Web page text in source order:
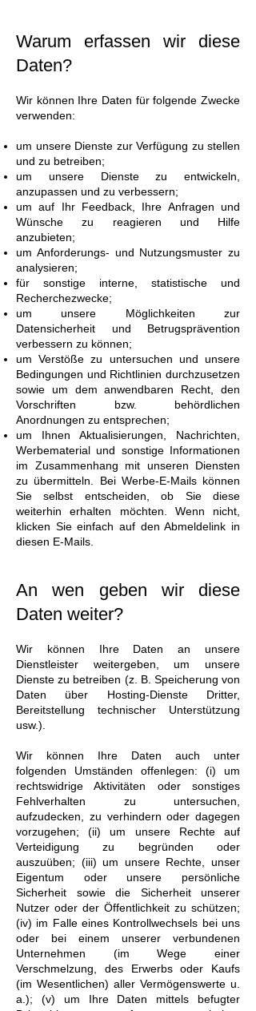
Warum erfassen wir diese
Daten?
Wir können Ihre Daten für folgende Zwecke
verwenden:
um unsere Dienste zur Verfügung zu stellen
und zu betreiben;
um unsere Dienste zu entwickeln,
anzupassen und zu verbessern;
um auf Ihr Feedback, Ihre Anfragen und
Wünsche zu reagieren und Hilfe
anzubieten;
um Anforderungs- und Nutzungsmuster zu
analysieren;
für sonstige interne, statistische und
Recherchezwecke;
um unsere Möglichkeiten zur
Datensicherheit und Betrugsprävention
verbessern zu können;
um Verstöße zu untersuchen und unsere
Bedingungen und Richtlinien durchzusetzen
sowie um dem anwendbaren Recht, den
Vorschriften bzw. behördlichen
Anordnungen zu entsprechen;
um Ihnen Aktualisierungen, Nachrichten,
Werbematerial und sonstige Informationen
im Zusammenhang mit unseren Diensten
zu übermitteln. Bei Werbe-E-Mails können
Sie selbst entscheiden, ob Sie diese
weiterhin erhalten möchten. Wenn nicht,
klicken Sie einfach auf den Abmeldelink in
diesen E-Mails.
An wen geben wir diese
Daten weiter?
Wir können Ihre Daten an unsere
Dienstleister weitergeben, um unsere
Dienste zu betreiben (z. B. Speicherung von
Daten über Hosting-Dienste Dritter,
Bereitstellung technischer Unterstützung
usw.).
Wir können Ihre Daten auch unter
folgenden Umständen offenlegen: (i) um
rechtswidrige Aktivitäten oder sonstiges
Fehlverhalten zu untersuchen,
aufzudecken, zu verhindern oder dagegen
vorzugehen; (ii) um unsere Rechte auf
Verteidigung zu begründen oder
auszuüben; (iii) um unsere Rechte, unser
Eigentum oder unsere persönliche
Sicherheit sowie die Sicherheit unserer
Nutzer oder der Öffentlichkeit zu schützen;
(iv) im Falle eines Kontrollwechsels bei uns
oder bei einem unserer verbundenen
Unternehmen (im Wege einer
Verschmelzung, des Erwerbs oder Kaufs
(im Wesentlichen) aller Vermögenswerte u.
a.); (v) um Ihre Daten mittels befugter